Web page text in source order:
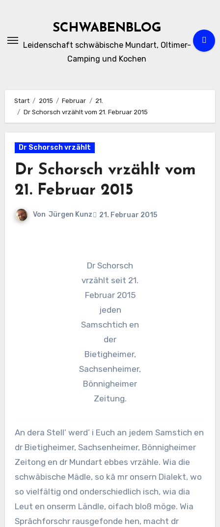
SCHWABENBLOG
Leidenschaft schwäbische Mundart, Oltimer-
Camping und Kochen
Start 2015 Februar
21.
Dr Schorsch vrzählt vom 21. Februar 2015
Dr Schorsch vrzählt
Dr Schorsch vrzählt vom
21. Februar 2015
Von Jürgen Kunz 21. Februar 2015
Dr Schorsch
vrzählt seit 21.
Februar 2015
jeden
Samschtich en
der
Bietigheimer,
Sachsenheimer,
Bönnigheimer
Zeitung.
An dera Stell’ werd’ i Euch an jedem Samstich en
dr Bietigheimer, Sachsenheimer, Bönnigheimer
Zeitong en dr Mundart ebbes vrzähle. Wia die
schwäbische Mädle, so kâ mr onsern Dialekt, wo
so vielfältig ond onderschiedlich isch, wia dia
Leut en onserm Ländle, oifach bloß möge. Wia
Sprâchforschr rausgefonde hen, macht dr